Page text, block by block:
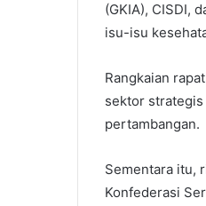
(GKIA), CISDI,
isu-isu
Rangkaian
sektor
pertambangan.
Sementara itu,
Konfederasi